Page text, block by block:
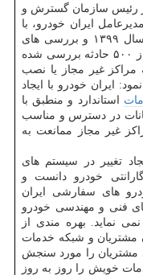
رئیس سازمان گسترش و
ایران خودرو، با
اشاره به اینکه آمار حوادث خودرویی در سال ۱۳۹۹ و بررسی های
کارشناسی نشان داده است که ۸۸ درصد از ۵۰۰ حادثه بررسی شده
مراکز غیر مجاز یا نصب
ایران خودرو با ایجاد
استاندارد و منطبق با
در دسترس و مناسب
غیر مجاز ممانعت به
تغییر در سیستم های
خودرو دانست و
های سفارشی ایران
فنی و مهندسی خودرو
نماید. بهره مندی از
مشتریان و شبکه خدمات
مشتریان را مورد سنجش
خویش را روز به روز